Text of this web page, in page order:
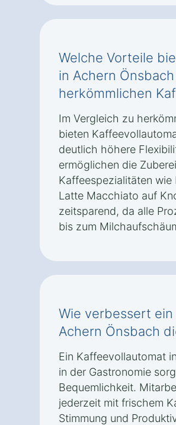
Welche Vorteile
in Achern
herkömmlichen
Im Vergleich zu
bieten
deutlich höhere
ermöglichen die
Kaffeespezialitäten
Latte Macchiato auf
zeitsparend, da alle
bis zum
Wie verbessert
Achern Önsbach
Ein Kaffeevollautomat
in der Gastronomie
Bequemlichkeit.
jederzeit mit frischem
Stimmung und